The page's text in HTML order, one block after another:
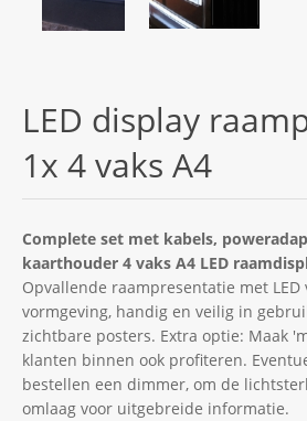
LED display
1x 4 vaks A4
Complete set met kabels,
kaarthouder 4 vaks A4 LED
Opvallende raampresentatie met
vormgeving, handig en veilig in
zichtbare posters. Extra optie: Maak
klanten binnen ook profiteren.
bestellen een dimmer, om de
omlaag voor uitgebreide informatie.